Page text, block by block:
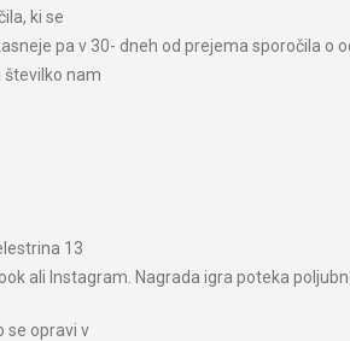
ki se
pa v 30- dneh od prejema sporočila o
številko nam
13
ali Instagram. Nagrada igra poteka
se opravi v